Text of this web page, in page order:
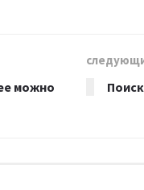
можно